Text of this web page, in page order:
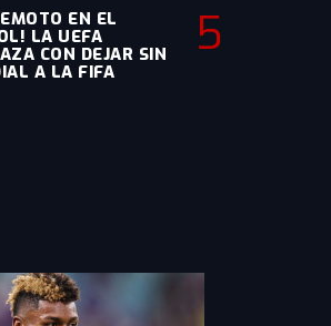
EN EL
LA UEFA
CON DEJAR SIN
A LA FIFA
5